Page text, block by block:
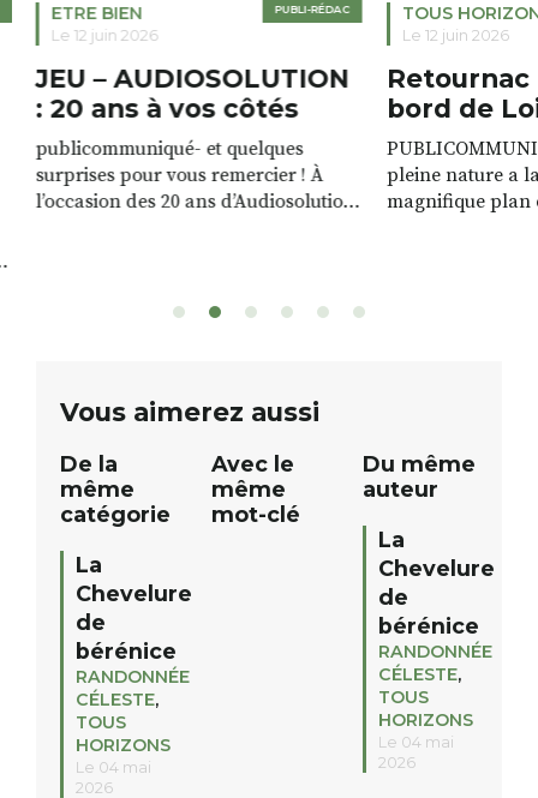
PUBLI-RÉDAC
ETRE BIEN
Le 12 juin 2026
JEU – AUDIOSOLUTION
: 20 ans à vos côtés
publicommuniqué- et quelques
surprises pour vous remercier ! À
l’occasion des 20 ans d’Audiosolution,
sont à gagner, sélectionnés auprès
12h à […]
TOUS
Le 12 juin 2026
Retournac
bord de
pleine nature a
magnifique plan
Vous aimerez aussi
De la
même
catégorie
La
Chevelure
de
bérénice
RANDONNÉE
CÉLESTE,
TOUS
HORIZONS
Le 04 mai
2026
Avec le
même
mot-clé
Du même
auteur
La
Chevelure
de
bérénice
RANDONNÉE
CÉLESTE,
TOUS
HORIZONS
Le 04 mai
2026